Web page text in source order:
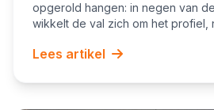
opgerold hangen: in negen van
wikkelt de val zich om het profiel,
Facnor het op.
Lees artikel